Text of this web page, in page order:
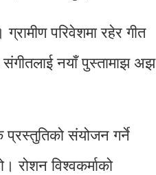
परिवेशमा रहेर गीत
संगीतलाई नयाँ पुस्तामाझ अझ
प्रस्तुतिको संयोजन गर्ने
रोशन विश्वकर्माको